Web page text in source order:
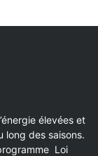
élevées et
long des saisons.
Loi